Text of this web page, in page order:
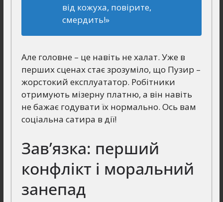
від кожуха, повірите,
смердить!»
Але головне – це навіть не халат. Уже в
перших сценах стає зрозуміло, що Пузир –
жорстокий експлуататор. Робітники
отримують мізерну платню, а він навіть
не бажає годувати їх нормально. Ось вам
соціальна сатира в дії!
Зав’язка: перший
конфлікт і моральний
занепад